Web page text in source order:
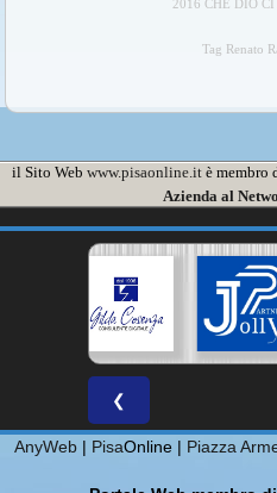
2016 CHE DIO
Tag Renato
il Sito Web www.pisaonline.itè membro
Azienda al
❮
AnyWeb | PisaOnline | Piazza